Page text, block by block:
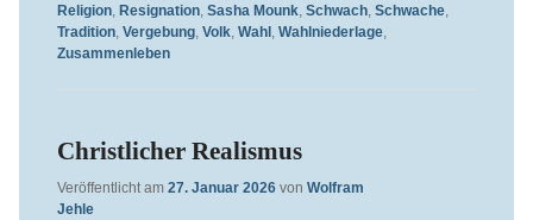
Religion, Resignation, Sasha Mounk, Schwach, Schwache,
Tradition, Vergebung, Volk, Wahl, Wahlniederlage,
Zusammenleben
Christlicher Realismus
Veröffentlicht am 27. Januar 2026 von Wolfram
Jehle